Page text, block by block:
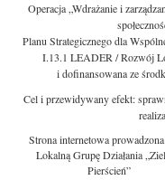
Operacja „Wdrażanie i
Planu Strategicznego dla
I.13.1 LEADER / Rozwój
i dofinansowana ze
Cel i przewidywany efekt:
Strona internetowa
Lokalną Grupę Działania
Pierścień”